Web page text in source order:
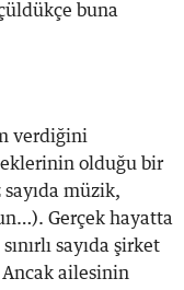
buna
verdiğini
olduğu bir
müzik,
Gerçek hayatta
sayıda şirket
ailesinin